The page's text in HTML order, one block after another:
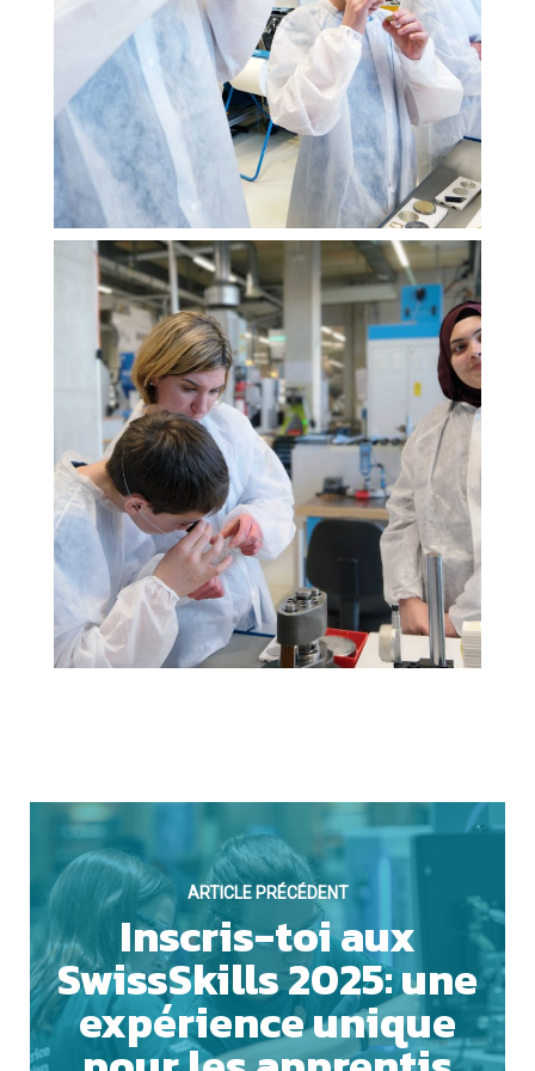
ARTICLE PRÉCÉDENT
Inscris-toi aux
SwissSkills 2025: une
expérience unique